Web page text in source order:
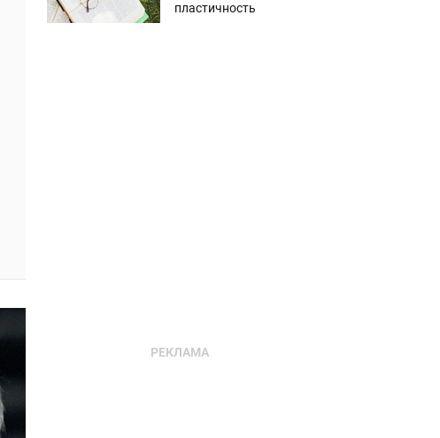
пластичность